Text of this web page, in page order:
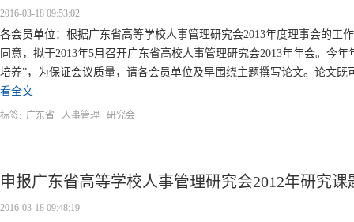
2016-03-18 09:53:02
各会员单位：根据广东省高等学校人事管理研究会2013年度理事会的工
同意，拟于2013年5月召开广东省高校人事管理研究会2013年年会。今
培养”，为保证会议质量，请各会员单位及早围绕主题撰写论文。论文
看全文
标签: 广东省 人事管理 研究会
申报广东省高等学校人事管理研究会2012年研究课
2016-03-18 09:48:19